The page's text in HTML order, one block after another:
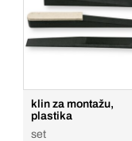
klin za montažu,
plastika
set